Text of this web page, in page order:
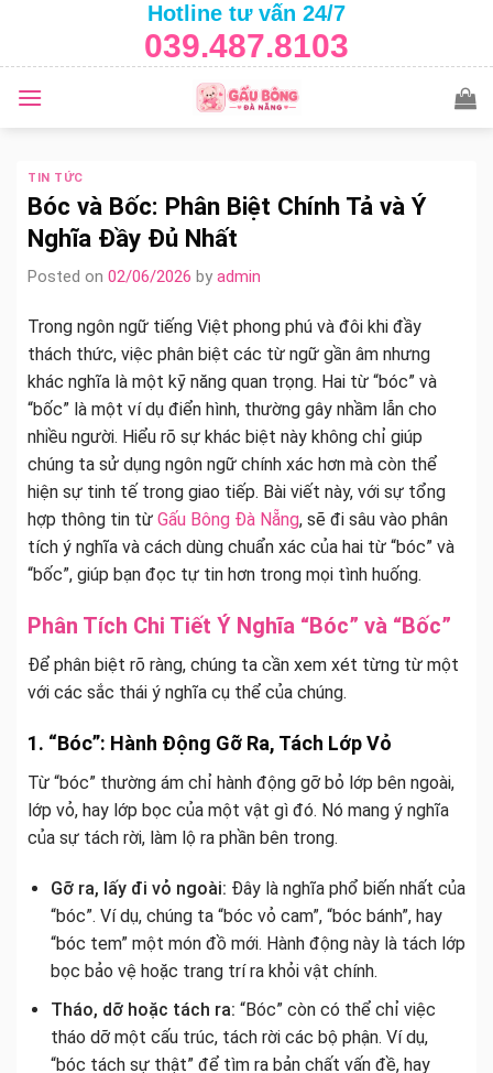
content
Hotline tư vấn 24/7
039.487.8103
TIN TỨC
Bóc và Bốc: Phân Biệt Chính Tả và Ý
Nghĩa Đầy Đủ Nhất
Posted on 02/06/2026 by admin
Trong ngôn ngữ tiếng Việt phong phú và đôi khi đầy
thách thức, việc phân biệt các từ ngữ gần âm nhưng
khác nghĩa là một kỹ năng quan trọng. Hai từ “bóc” và
“bốc” là một ví dụ điển hình, thường gây nhầm lẫn cho
nhiều người. Hiểu rõ sự khác biệt này không chỉ giúp
chúng ta sử dụng ngôn ngữ chính xác hơn mà còn thể
hiện sự tinh tế trong giao tiếp. Bài viết này, với sự tổng
hợp thông tin từ Gấu Bông Đà Nẵng, sẽ đi sâu vào phân
tích ý nghĩa và cách dùng chuẩn xác của hai từ “bóc” và
“bốc”, giúp bạn đọc tự tin hơn trong mọi tình huống.
Phân Tích Chi Tiết Ý Nghĩa “Bóc” và “Bốc”
Để phân biệt rõ ràng, chúng ta cần xem xét từng từ một
với các sắc thái ý nghĩa cụ thể của chúng.
1. “Bóc”: Hành Động Gỡ Ra, Tách Lớp Vỏ
Từ “bóc” thường ám chỉ hành động gỡ bỏ lớp bên ngoài,
lớp vỏ, hay lớp bọc của một vật gì đó. Nó mang ý nghĩa
của sự tách rời, làm lộ ra phần bên trong.
Gỡ ra, lấy đi vỏ ngoài: Đây là nghĩa phổ biến nhất của
“bóc”. Ví dụ, chúng ta “bóc vỏ cam”, “bóc bánh”, hay
“bóc tem” một món đồ mới. Hành động này là tách lớp
bọc bảo vệ hoặc trang trí ra khỏi vật chính.
Tháo, dỡ hoặc tách ra: “Bóc” còn có thể chỉ việc
tháo dỡ một cấu trúc, tách rời các bộ phận. Ví dụ,
“bóc tách sự thật” để tìm ra bản chất vấn đề, hay